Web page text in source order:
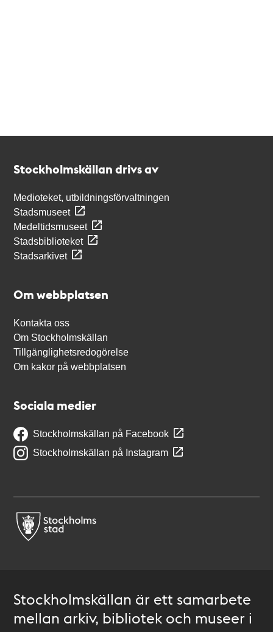
Stockholmskällan drivs av
Medioteket, utbildningsförvaltningen
Stadsmuseet
Medeltidsmuseet
Stadsbiblioteket
Stadsarkivet
Om webbplatsen
Kontakta oss
Om Stockholmskällan
Tillgänglighetsredogörelse
Om kakor på webbplatsen
Sociala medier
Stockholmskällan på Facebook
Stockholmskällan på Instagram
Stockholmskällan är ett samarbete
mellan arkiv, bibliotek och museer i